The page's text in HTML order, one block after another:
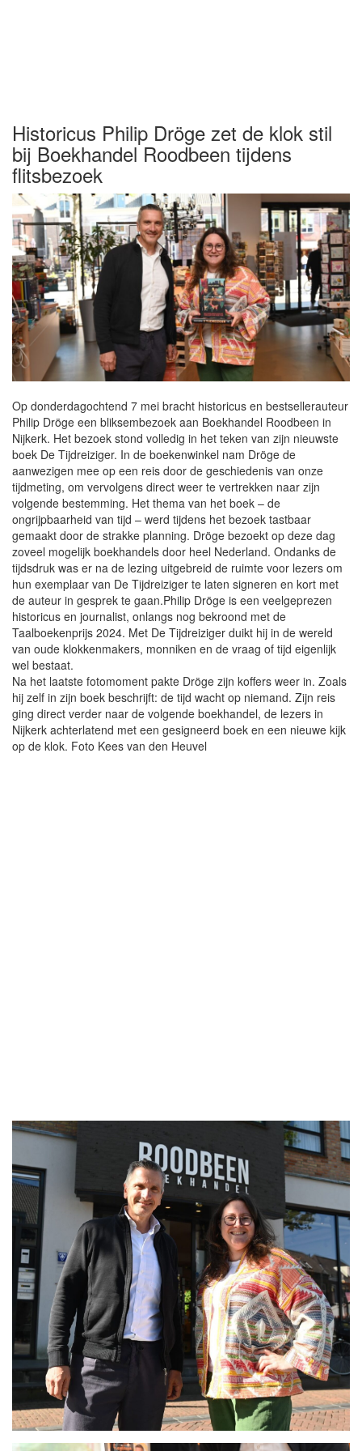
Historicus Philip Dröge zet de klok stil
bij Boekhandel Roodbeen tijdens
flitsbezoek
Op donderdagochtend 7 mei bracht historicus en bestsellerauteur
Philip Dröge een bliksembezoek aan Boekhandel Roodbeen in
Nijkerk. Het bezoek stond volledig in het teken van zijn nieuwste
boek De Tijdreiziger. In de boekenwinkel nam Dröge de
aanwezigen mee op een reis door de geschiedenis van onze
tijdmeting, om vervolgens direct weer te vertrekken naar zijn
volgende bestemming. Het thema van het boek – de
ongrijpbaarheid van tijd – werd tijdens het bezoek tastbaar
gemaakt door de strakke planning. Dröge bezoekt op deze dag
zoveel mogelijk boekhandels door heel Nederland. Ondanks de
tijdsdruk was er na de lezing uitgebreid de ruimte voor lezers om
hun exemplaar van De Tijdreiziger te laten signeren en kort met
de auteur in gesprek te gaan.Philip Dröge is een veelgeprezen
historicus en journalist, onlangs nog bekroond met de
Taalboekenprijs 2024. Met De Tijdreiziger duikt hij in de wereld
van oude klokkenmakers, monniken en de vraag of tijd eigenlijk
wel bestaat.
Na het laatste fotomoment pakte Dröge zijn koffers weer in. Zoals
hij zelf in zijn boek beschrijft: de tijd wacht op niemand. Zijn reis
ging direct verder naar de volgende boekhandel, de lezers in
Nijkerk achterlatend met een gesigneerd boek en een nieuwe kijk
op de klok. Foto Kees van den Heuvel